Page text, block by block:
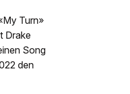
Turn»
Drake
Song
den